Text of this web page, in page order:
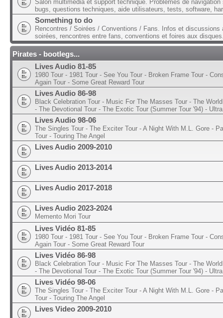
Salon multimédia et support technique. Problèmes de navigation
bugs, questions techniques, aide utilisateurs, tests, software,
Something to do
Rencontres / Soirées / Conventions / Fans. Infos et discussions
soirées, rencontres entre fans, conventions et foires aux
Pirates - bootlegs...
Lives Audio 81-85
1980 Tour - 1981 Tour - See You Tour - Broken Frame Tour -
Again Tour - Some Great Reward Tour
Lives Audio 86-98
Black Celebration Tour - Music For The Masses Tour - The
- The Devotional Tour - The Exotic Tour (Summer Tour '94) -
Lives Audio 98-06
The Singles Tour - The Exciter Tour - A Night With M.L. Gore -
Tour - Touring The Angel
Lives Audio 2009-2010
Lives Audio 2013-2014
Lives Audio 2017-2018
Lives Audio 2023-2024
Memento Mori Tour
Lives Vidéo 81-85
1980 Tour - 1981 Tour - See You Tour - Broken Frame Tour -
Again Tour - Some Great Reward Tour
Lives Vidéo 86-98
Black Celebration Tour - Music For The Masses Tour - The
- The Devotional Tour - The Exotic Tour (Summer Tour '94) -
Lives Vidéo 98-06
The Singles Tour - The Exciter Tour - A Night With M.L. Gore -
Tour - Touring The Angel
Lives Video 2009-2010